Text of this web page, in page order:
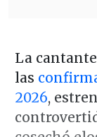
La cantante
las
2026,